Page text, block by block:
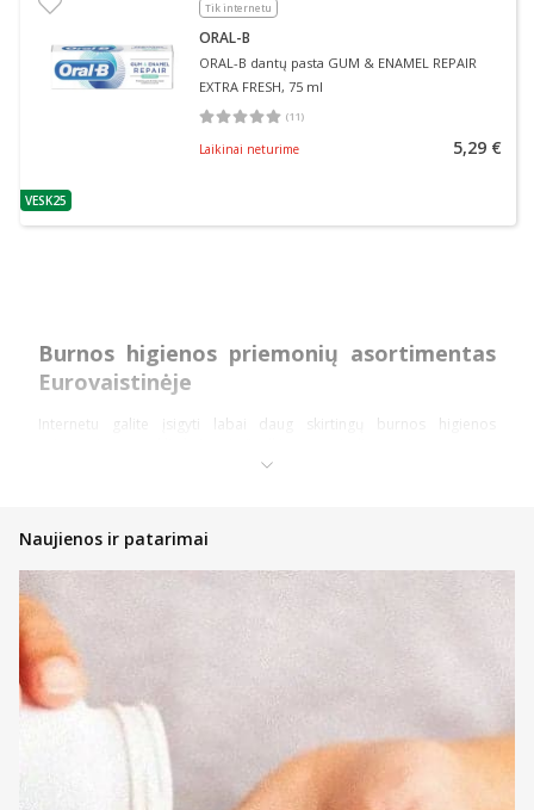
patarimas
VESK25
Tik internetu
ORAL-B
ORAL-B dantų pasta GUM & ENAMEL REPAIR
EXTRA FRESH, 75 ml
(11)
Vidutinis įvertinimas 5.00
Laikinai neturime 5,29 €
Burnos higienos priemonių asortimentas
Eurovaistinėje
Internetu galite įsigyti labai daug skirtingų burnos higienos
pagrindinė ir kiekvieno naudojama higienos priemonė.
tačiau ir būtent jums tinkančių pastų. Turime jautriems
dantims, jautrioms dantenoms bei vaikams pritaikytų
arba jautrumą mažinantį poveikį.
dantų higienos priemonė arba net būtinas naudoti
preparatas po procedūrų, operacijų. Kai kuriuos skalavimo
skysčius ar putas galima vartoti ir po rūkymo, valgių ar
gėrimų, norint gaivesnio burnos kvapo.
Dantų šepetėliai ir irigatoriai
Naujienos ir patarimai